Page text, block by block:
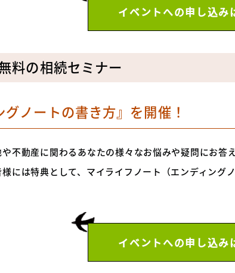
イベントへの申し込み
料の相続セミナー
グノートの書き方』を開催！
不動産に関わるあなたの様々なお悩みや疑問にお答え
には特典として、マイライフノート（エンディング
イベントへの申し込み